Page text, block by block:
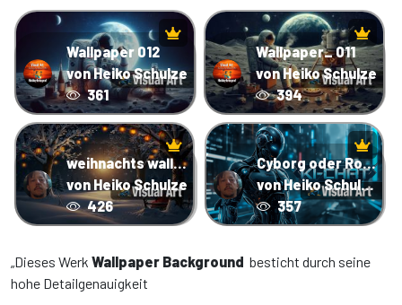
Wallpaper 012
von Heiko Schulze
361
Wallpaper_ 011
von Heiko Schulze
394
weihnachts wallpaper 2
von Heiko Schulze
426
Cyborg oder Roboter vor einem Hightech-Hintergrund
von Heiko Schulze
357
„Dieses Werk Wallpaper Background besticht durch seine
hohe Detailgenauigkeit